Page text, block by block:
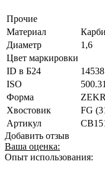
Прочие
Материал
Диаметр
1,6
Цвет маркировки
ID в Б24
ISO
Форма
Хвостовик
FG
Артикул
Добавить отзыв
Ваша оценка:
Опыт использования: